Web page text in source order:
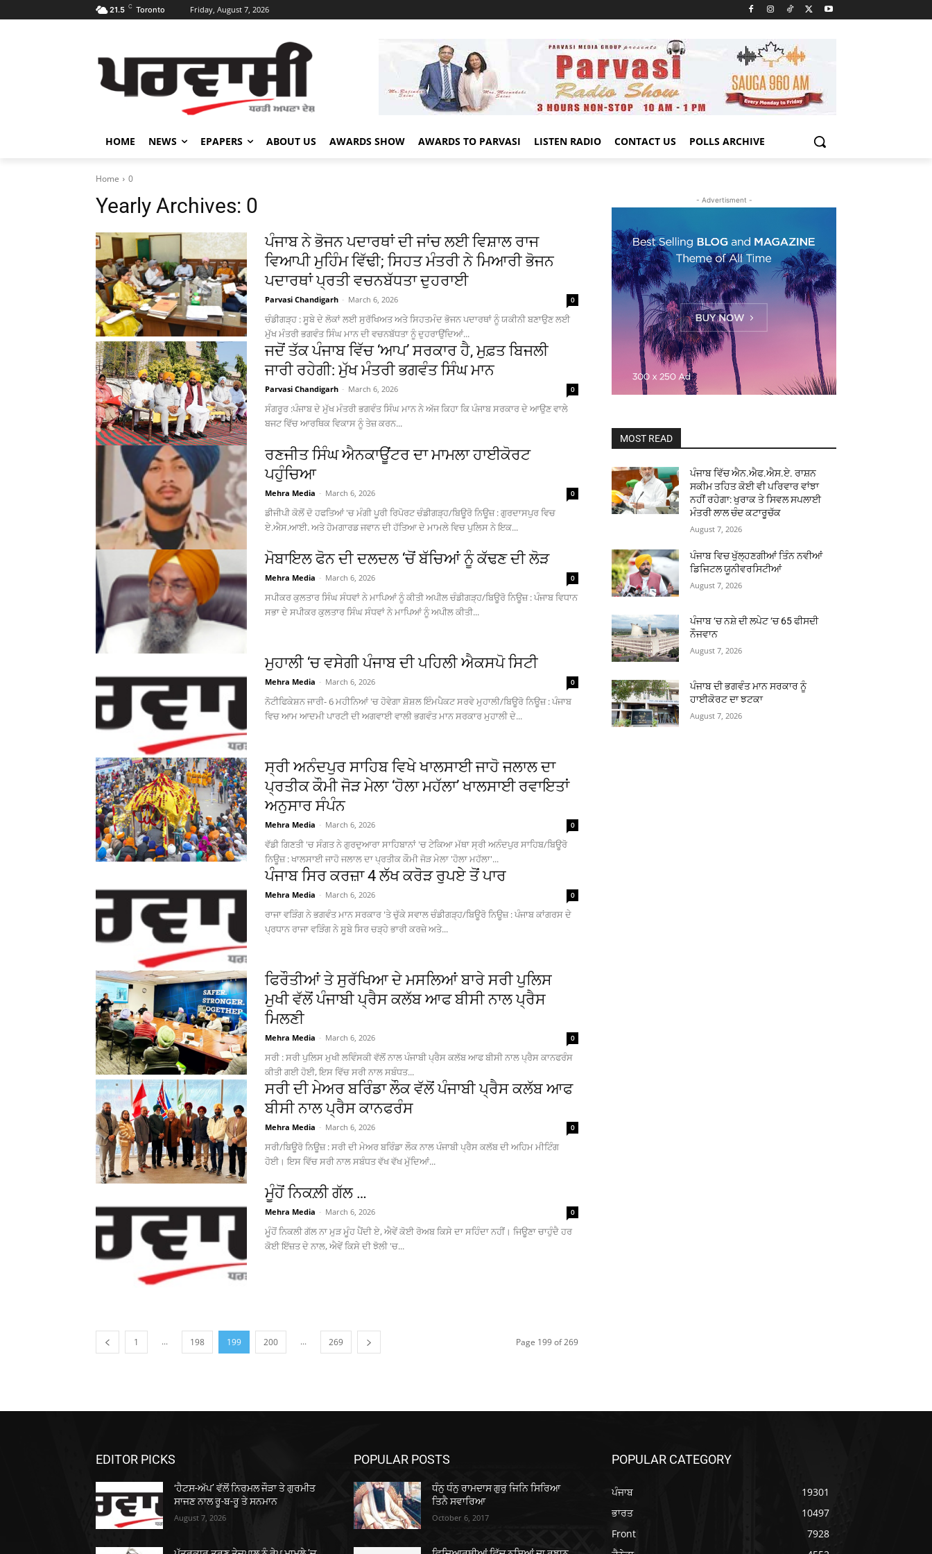
21.5 C Toronto Friday, August 7, 2026
HOME NEWS EPAPERS ABOUT US AWARDS SHOW AWARDS TO PARVASI LISTEN RADIO CONTACT US POLLS ARCHIVE
Home 0
Yearly Archives: 0
ਪੰਜਾਬ ਨੇ ਭੋਜਨ ਪਦਾਰਥਾਂ ਦੀ ਜਾਂਚ ਲਈ ਵਿਸ਼ਾਲ ਰਾਜ
ਵਿਆਪੀ ਮੁਹਿੰਮ ਵਿੱਢੀ; ਸਿਹਤ ਮੰਤਰੀ ਨੇ ਮਿਆਰੀ ਭੋਜਨ
ਪਦਾਰਥਾਂ ਪ੍ਰਤੀ ਵਚਨਬੱਧਤਾ ਦੁਹਰਾਈ
Parvasi Chandigarh - March 6, 2026 0
ਚੰਡੀਗੜ੍ਹ : ਸੂਬੇ ਦੇ ਲੋਕਾਂ ਲਈ ਸੁਰੱਖਿਅਤ ਅਤੇ ਸਿਹਤਮੰਦ ਭੋਜਨ ਪਦਾਰਥਾਂ ਨੂੰ ਯਕੀਨੀ ਬਣਾਉਣ ਲਈ
ਮੁੱਖ ਮੰਤਰੀ ਭਗਵੰਤ ਸਿੰਘ ਮਾਨ ਦੀ ਵਚਨਬੱਧਤਾ ਨੂੰ ਦੁਹਰਾਉਂਦਿਆਂ...
ਜਦੋਂ ਤੱਕ ਪੰਜਾਬ ਵਿੱਚ ‘ਆਪ’ ਸਰਕਾਰ ਹੈ, ਮੁਫ਼ਤ ਬਿਜਲੀ
ਜਾਰੀ ਰਹੇਗੀ: ਮੁੱਖ ਮੰਤਰੀ ਭਗਵੰਤ ਸਿੰਘ ਮਾਨ
Parvasi Chandigarh - March 6, 2026 0
ਸੰਗਰੂਰ :ਪੰਜਾਬ ਦੇ ਮੁੱਖ ਮੰਤਰੀ ਭਗਵੰਤ ਸਿੰਘ ਮਾਨ ਨੇ ਅੱਜ ਕਿਹਾ ਕਿ ਪੰਜਾਬ ਸਰਕਾਰ ਦੇ ਆਉਣ ਵਾਲੇ
ਬਜਟ ਵਿੱਚ ਆਰਥਿਕ ਵਿਕਾਸ ਨੂੰ ਤੇਜ਼ ਕਰਨ...
ਰਣਜੀਤ ਸਿੰਘ ਐਨਕਾਊਂਟਰ ਦਾ ਮਾਮਲਾ ਹਾਈਕੋਰਟ
ਪਹੁੰਚਿਆ
Mehra Media - March 6, 2026 0
ਡੀਜੀਪੀ ਕੋਲੋਂ ਦੋ ਹਫਤਿਆਂ 'ਚ ਮੰਗੀ ਪੂਰੀ ਰਿਪੋਰਟ ਚੰਡੀਗੜ੍ਹ/ਬਿਊਰੋ ਨਿਊਜ਼ : ਗੁਰਦਾਸਪੁਰ ਵਿਚ
ਏ.ਐਸ.ਆਈ. ਅਤੇ ਹੋਮਗਾਰਡ ਜਵਾਨ ਦੀ ਹੱਤਿਆ ਦੇ ਮਾਮਲੇ ਵਿਚ ਪੁਲਿਸ ਨੇ ਇਕ...
ਮੋਬਾਇਲ ਫੋਨ ਦੀ ਦਲਦਲ ‘ਚੋਂ ਬੱਚਿਆਂ ਨੂੰ ਕੱਢਣ ਦੀ ਲੋੜ
Mehra Media - March 6, 2026 0
ਸਪੀਕਰ ਕੁਲਤਾਰ ਸਿੰਘ ਸੰਧਵਾਂ ਨੇ ਮਾਪਿਆਂ ਨੂੰ ਕੀਤੀ ਅਪੀਲ ਚੰਡੀਗੜ੍ਹ/ਬਿਊਰੋ ਨਿਊਜ਼ : ਪੰਜਾਬ ਵਿਧਾਨ
ਸਭਾ ਦੇ ਸਪੀਕਰ ਕੁਲਤਾਰ ਸਿੰਘ ਸੰਧਵਾਂ ਨੇ ਮਾਪਿਆਂ ਨੂੰ ਅਪੀਲ ਕੀਤੀ...
ਮੁਹਾਲੀ ‘ਚ ਵਸੇਗੀ ਪੰਜਾਬ ਦੀ ਪਹਿਲੀ ਐਕਸਪੋ ਸਿਟੀ
Mehra Media - March 6, 2026 0
ਨੋਟੀਫਿਕੇਸ਼ਨ ਜਾਰੀ- 6 ਮਹੀਨਿਆਂ 'ਚ ਹੋਵੇਗਾ ਸ਼ੋਸ਼ਲ ਇੰਮਪੈਕਟ ਸਰਵੇ ਮੁਹਾਲੀ/ਬਿਊਰੋ ਨਿਊਜ਼ : ਪੰਜਾਬ
ਵਿਚ ਆਮ ਆਦਮੀ ਪਾਰਟੀ ਦੀ ਅਗਵਾਈ ਵਾਲੀ ਭਗਵੰਤ ਮਾਨ ਸਰਕਾਰ ਮੁਹਾਲੀ ਦੇ...
ਸ੍ਰੀ ਅਨੰਦਪੁਰ ਸਾਹਿਬ ਵਿਖੇ ਖਾਲਸਾਈ ਜਾਹੋ ਜਲਾਲ ਦਾ
ਪ੍ਰਤੀਕ ਕੌਮੀ ਜੋੜ ਮੇਲਾ ‘ਹੋਲਾ ਮਹੱਲਾ’ ਖਾਲਸਾਈ ਰਵਾਇਤਾਂ
ਅਨੁਸਾਰ ਸੰਪੰਨ
Mehra Media - March 6, 2026 0
ਵੱਡੀ ਗਿਣਤੀ 'ਚ ਸੰਗਤ ਨੇ ਗੁਰਦੁਆਰਾ ਸਾਹਿਬਾਨਾਂ 'ਚ ਟੇਕਿਆ ਮੱਥਾ ਸ੍ਰੀ ਅਨੰਦਪੁਰ ਸਾਹਿਬ/ਬਿਊਰੋ
ਨਿਊਜ਼ : ਖਾਲਸਾਈ ਜਾਹੋ ਜਲਾਲ ਦਾ ਪ੍ਰਤੀਕ ਕੌਮੀ ਜੋੜ ਮੇਲਾ 'ਹੋਲਾ ਮਹੱਲਾ'...
ਪੰਜਾਬ ਸਿਰ ਕਰਜ਼ਾ 4 ਲੱਖ ਕਰੋੜ ਰੁਪਏ ਤੋਂ ਪਾਰ
Mehra Media - March 6, 2026 0
ਰਾਜਾ ਵੜਿੰਗ ਨੇ ਭਗਵੰਤ ਮਾਨ ਸਰਕਾਰ 'ਤੇ ਚੁੱਕੇ ਸਵਾਲ ਚੰਡੀਗੜ੍ਹ/ਬਿਊਰੋ ਨਿਊਜ਼ : ਪੰਜਾਬ ਕਾਂਗਰਸ ਦੇ
ਪ੍ਰਧਾਨ ਰਾਜਾ ਵੜਿੰਗ ਨੇ ਸੂਬੇ ਸਿਰ ਚੜ੍ਹੇ ਭਾਰੀ ਕਰਜ਼ੇ ਅਤੇ...
ਫਿਰੌਤੀਆਂ ਤੇ ਸੁਰੱਖਿਆ ਦੇ ਮਸਲਿਆਂ ਬਾਰੇ ਸਰੀ ਪੁਲਿਸ
ਮੁਖੀ ਵੱਲੋਂ ਪੰਜਾਬੀ ਪ੍ਰੈਸ ਕਲੱਬ ਆਫ ਬੀਸੀ ਨਾਲ ਪ੍ਰੈਸ
ਮਿਲਣੀ
Mehra Media - March 6, 2026 0
ਸਰੀ : ਸਰੀ ਪੁਲਿਸ ਮੁਖੀ ਲਵਿੰਸਕੀ ਵੱਲੋਂ ਨਾਲ ਪੰਜਾਬੀ ਪ੍ਰੈਸ ਕਲੱਬ ਆਫ ਬੀਸੀ ਨਾਲ ਪ੍ਰੈਸ ਕਾਨਫਰੰਸ
ਕੀਤੀ ਗਈ ਹੋਈ, ਇਸ ਵਿੱਚ ਸਰੀ ਨਾਲ ਸਬੰਧਤ...
ਸਰੀ ਦੀ ਮੇਅਰ ਬਰਿੰਡਾ ਲੌਕ ਵੱਲੋਂ ਪੰਜਾਬੀ ਪ੍ਰੈਸ ਕਲੱਬ ਆਫ
ਬੀਸੀ ਨਾਲ ਪ੍ਰੈਸ ਕਾਨਫਰੰਸ
Mehra Media - March 6, 2026 0
ਸਰੀ/ਬਿਊਰੋ ਨਿਊਜ਼ : ਸਰੀ ਦੀ ਮੇਅਰ ਬਰਿੰਡਾ ਲੌਕ ਨਾਲ ਪੰਜਾਬੀ ਪ੍ਰੈਸ ਕਲੱਬ ਦੀ ਅਹਿਮ ਮੀਟਿੰਗ
ਹੋਈ। ਇਸ ਵਿੱਚ ਸਰੀ ਨਾਲ ਸਬੰਧਤ ਵੱਖ ਵੱਖ ਮੁੱਦਿਆਂ...
ਮੂੰਹੋਂ ਨਿਕਲ਼ੀ ਗੱਲ …
Mehra Media - March 6, 2026 0
ਮੂੰਹੋਂ ਨਿਕਲੀ ਗੱਲ ਨਾ ਮੁੜ ਮੂੰਹ ਪੈਂਦੀ ਏ, ਐਵੇਂ ਕੋਈ ਰੋਅਬ ਕਿਸੇ ਦਾ ਸਹਿੰਦਾ ਨਹੀਂ। ਜਿਊਣਾ ਚਾਹੁੰਦੈ ਹਰ
ਕੋਈ ਇੱਜ਼ਤ ਦੇ ਨਾਲ, ਐਵੇਂ ਕਿਸੇ ਦੀ ਝੋਲੀ 'ਚ...
1 ... 198 199 200 ... 269 Page 199 of 269
- Advertisment -
MOST READ
ਪੰਜਾਬ ਵਿੱਚ ਐਨ.ਐਫ.ਐਸ.ਏ. ਰਾਸ਼ਨ
ਸਕੀਮ ਤਹਿਤ ਕੋਈ ਵੀ ਪਰਿਵਾਰ ਵਾਂਝਾ
ਨਹੀਂ ਰਹੇਗਾ: ਖੁਰਾਕ ਤੇ ਸਿਵਲ ਸਪਲਾਈ
ਮੰਤਰੀ ਲਾਲ ਚੰਦ ਕਟਾਰੂਚੱਕ
August 7, 2026
ਪੰਜਾਬ ਵਿਚ ਖੁੱਲ੍ਹਣਗੀਆਂ ਤਿੰਨ ਨਵੀਆਂ
ਡਿਜਿਟਲ ਯੂਨੀਵਰਸਿਟੀਆਂ
August 7, 2026
ਪੰਜਾਬ ‘ਚ ਨਸ਼ੇ ਦੀ ਲਪੇਟ ‘ਚ 65 ਫੀਸਦੀ
ਨੌਜਵਾਨ
August 7, 2026
ਪੰਜਾਬ ਦੀ ਭਗਵੰਤ ਮਾਨ ਸਰਕਾਰ ਨੂੰ
ਹਾਈਕੋਰਟ ਦਾ ਝਟਕਾ
August 7, 2026
EDITOR PICKS
‘ਹੈਟਸ-ਅੱਪ’ ਵੱਲੋਂ ਨਿਰਮਲ ਜੌੜਾ ਤੇ ਗੁਰਮੀਤ
ਸਾਜਣ ਨਾਲ ਰੂ-ਬ-ਰੂ ਤੇ ਸਨਮਾਨ
August 7, 2026
POPULAR POSTS
ਧੰਨੁ ਧੰਨੁ ਰਾਮਦਾਸ ਗੁਰੁ ਜਿਨਿ ਸਿਰਿਆ
ਤਿਨੈ ਸਵਾਰਿਆ
October 6, 2017
POPULAR CATEGORY
ਪੰਜਾਬ
19301
ਭਾਰਤ
10497
Front
7928